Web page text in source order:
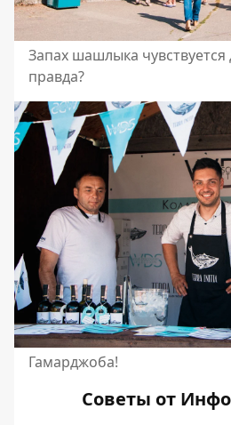
Запах шашлыка чувствуется
правда?
Гамарджоба!
Советы от